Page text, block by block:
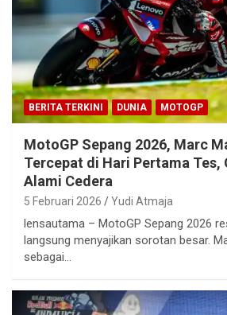
BERITA TERKINI DUNIA MOTOGP
MotoGP Sepang 2026, Marc
Tercepat di Hari Pertama Tes,
Alami Cedera
5 Februari 2026 Yudi Atmaja
lensautama – MotoGP Sepang 2026
langsung menyajikan sorotan besar.
sebagai…